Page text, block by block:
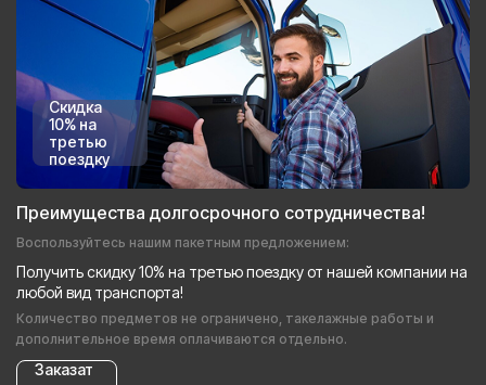
Скидка
10% на
третью
поездку
Преимущества долгосрочного сотрудничества!
Воспользуйтесь нашим пакетным предложением:
Получить скидку 10% на третью поездку от нашей компании на
любой вид транспорта!
Количество предметов не ограничено, такелажные работы и
дополнительное время оплачиваются отдельно.
Заказат